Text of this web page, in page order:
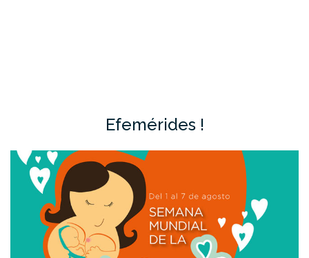
Efemérides !